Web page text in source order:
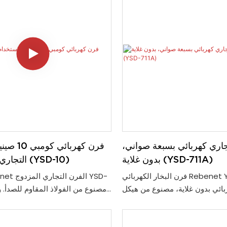
هذا الفرن لتلبية احتياجات قوائم
كما يدعم إمكانية وضع الفرن
موثوقًا للمطابخ التجارية المزدحمة
فرن
التجاري 380 فولت (YSD-10)
كهربائي بسبعة صواني،
بدون غلاية (YSD-711A)
فرن البخار الكهربائي Rebenet YSD-711A هو
بدون غلاية، مصنوع من هيكل